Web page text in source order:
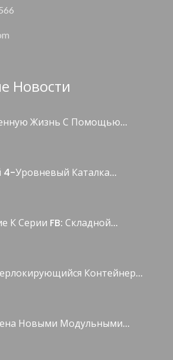
Новости
Жизнь С Помощью...
Уровневый Каталка...
К Серии FB: Складной...
Контейнер...
Новыми Модульными...